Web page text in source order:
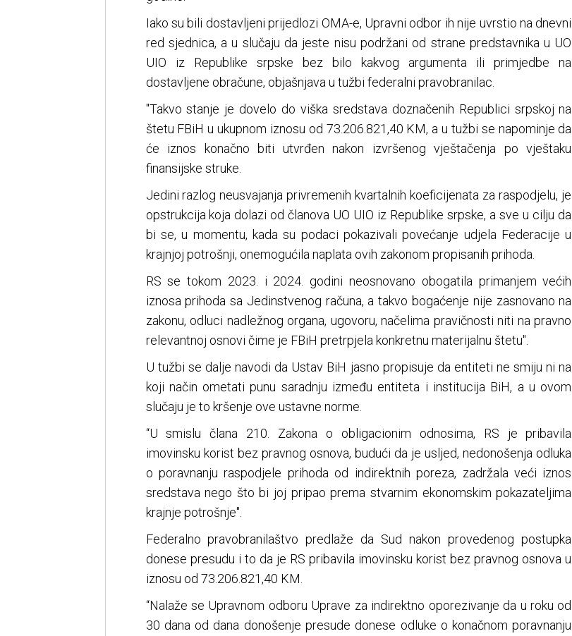
Iako su bili dostavljeni prijedlozi OMA-e, Upravni odbor ih nije uvrstio na dnevni
red sjednica, a u slučaju da jeste nisu podržani od strane predstavnika u UO
UIO iz Republike srpske bez bilo kakvog argumenta ili primjedbe na
dostavljene obračune, objašnjava u tužbi federalni pravobranilac.
"Takvo stanje je dovelo do viška sredstava doznačenih Republici srpskoj na
štetu FBiH u ukupnom iznosu od 73.206.821,40 KM, a u tužbi se napominje da
će iznos konačno biti utvrđen nakon izvršenog vještačenja po vještaku
finansijske struke.
Jedini razlog neusvajanja privremenih kvartalnih koeficijenata za raspodjelu, je
opstrukcija koja dolazi od članova UO UIO iz Republike srpske, a sve u cilju da
bi se, u momentu, kada su podaci pokazivali povećanje udjela Federacije u
krajnjoj potrošnji, onemogućila naplata ovih zakonom propisanih prihoda.
RS se tokom 2023. i 2024. godini neosnovano obogatila primanjem većih
iznosa prihoda sa Jedinstvenog računa, a takvo bogaćenje nije zasnovano na
zakonu, odluci nadležnog organa, ugovoru, načelima pravičnosti niti na pravno
relevantnoj osnovi čime je FBiH pretrpjela konkretnu materijalnu štetu".
U tužbi se dalje navodi da Ustav BiH jasno propisuje da entiteti ne smiju ni na
koji način ometati punu saradnju između entiteta i institucija BiH, a u ovom
slučaju je to kršenje ove ustavne norme.
“U smislu člana 210. Zakona o obligacionim odnosima, RS je pribavila
imovinsku korist bez pravnog osnova, budući da je usljed, nedonošenja odluka
o poravnanju raspodjele prihoda od indirektnih poreza, zadržala veći iznos
sredstava nego što bi joj pripao prema stvarnim ekonomskim pokazateljima
krajnje potrošnje".
Federalno pravobranilaštvo predlaže da Sud nakon provedenog postupka
donese presudu i to da je RS pribavila imovinsku korist bez pravnog osnova u
iznosu od 73.206.821,40 KM.
“Nalaže se Upravnom odboru Uprave za indirektno oporezivanje da u roku od
30 dana od dana donošenje presude donese odluke o konačnom poravnanju